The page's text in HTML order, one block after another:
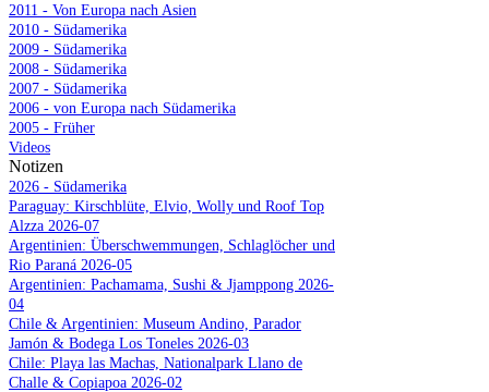
2011 - Von Europa nach Asien
2010 - Südamerika
2009 - Südamerika
2008 - Südamerika
2007 - Südamerika
2006 - von Europa nach Südamerika
2005 - Früher
Videos
Notizen
2026 - Südamerika
Paraguay: Kirschblüte, Elvio, Wolly und Roof Top
Alzza 2026-07
Argentinien: Überschwemmungen, Schlaglöcher und
Rio Paraná 2026-05
Argentinien: Pachamama, Sushi & Jjamppong 2026-
04
Chile & Argentinien: Museum Andino, Parador
Jamón & Bodega Los Toneles 2026-03
Chile: Playa las Machas, Nationalpark Llano de
Challe & Copiapoa 2026-02